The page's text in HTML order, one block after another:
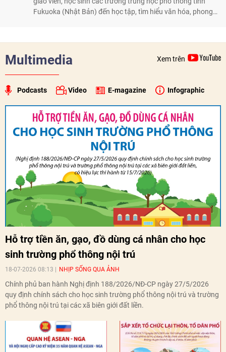
Fukuoka (Nhật Bản) đến học tập, tìm hiểu văn hóa, phong
Multimedia Xem trên
Podcasts Video E-magazine Infographic
Hỗ trợ tiền ăn, gạo, đồ dùng cá nhân cho học
sinh trường phổ thông nội trú
18-07-2026 08:13 NHỊP SỐNG QUA ẢNH
Chính phủ ban hành Nghị định 188/2026/NĐ-CP ngày 27/5/2026
quy định chính sách cho học sinh trường phổ thông nội trú và trường
phổ thông nội trú tại các xã biên giới đất liền.